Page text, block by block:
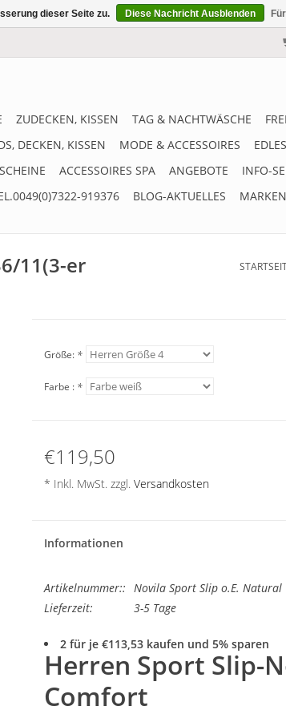
ZUDECKEN, KISSEN TAG & NACHTWÄSCHE
DECKEN, KISSEN MODE & ACCESSOIRES
ACCESSOIRES SPA ANGEBOTE INFO-
919376 BLOG-AKTUELLES MARKEN
11(3-er
Größe: *
Farbe : *
€119,50
* Inkl. MwSt. zzgl. Versandkosten
Informationen
Artikelnummer:: Novila Sport Slip o.E.
Lieferzeit:
3-5 Tage
2 für je €113,53 kaufen und 5% sparen
Herren Sport Slip-
Comfort
dieser Seite zu. Diese Nachricht Ausblenden